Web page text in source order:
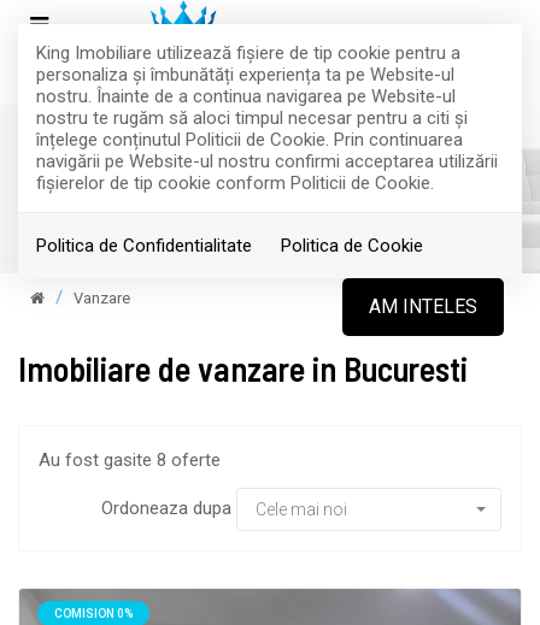
King Imobiliare utilizează fişiere de tip cookie pentru a
personaliza și îmbunătăți experiența ta pe Website-ul
nostru. Înainte de a continua navigarea pe Website-ul
nostru te rugăm să aloci timpul necesar pentru a citi și
înțelege conținutul Politicii de Cookie. Prin continuarea
navigării pe Website-ul nostru confirmi acceptarea utilizării
fişierelor de tip cookie conform Politicii de Cookie.
Politica de Confidentialitate Politica de Cookie
AM INTELES
Filtreaza
Vanzare
Imobiliare de vanzare in Bucuresti
Au fost gasite 8 oferte
Ordoneaza dupa Cele mai noi
COMISION 0%